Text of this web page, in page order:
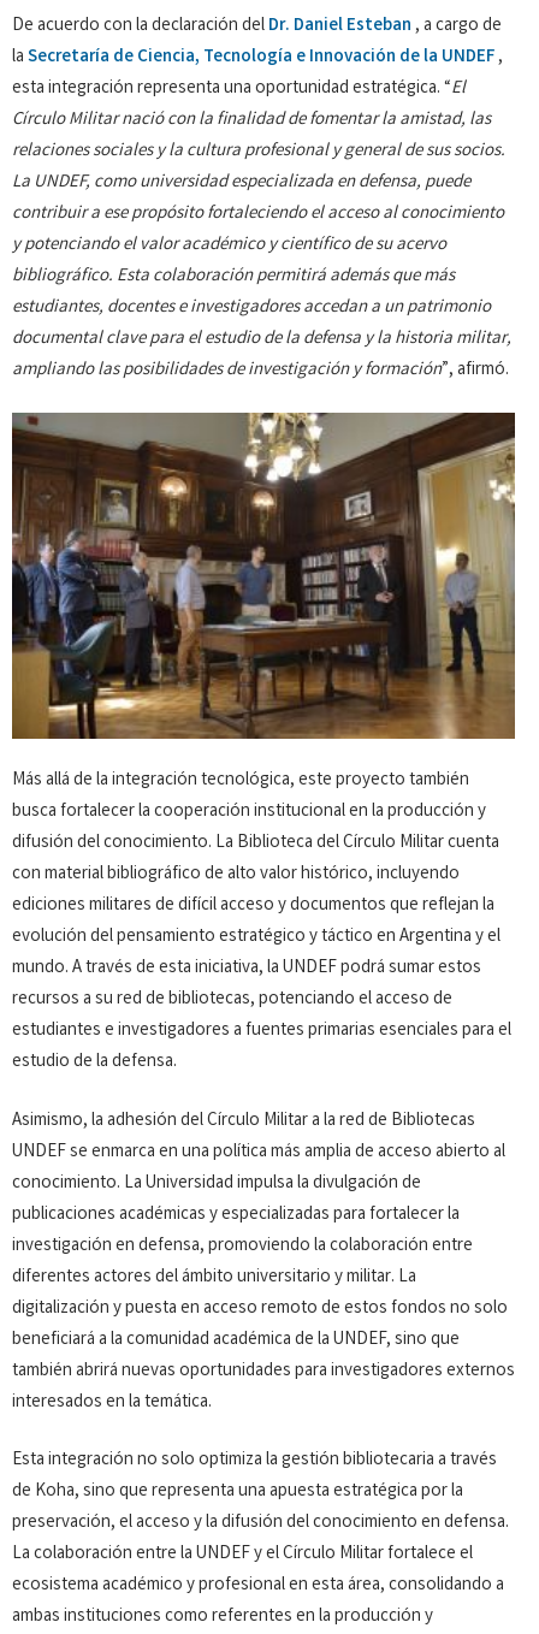
De acuerdo con la declaración delDr. Daniel Esteban, a cargo de
laSecretaría de Ciencia, Tecnología e Innovación de la UNDEF,
esta integración representa una oportunidad estratégica. “El
Círculo Militar nació con la finalidad de fomentar la amistad, las
relaciones sociales y la cultura profesional y general de sus socios.
La UNDEF, como universidad especializada en defensa, puede
contribuir a ese propósito fortaleciendo el acceso al conocimiento
y potenciando el valor académico y científico de su acervo
bibliográfico. Esta colaboración permitirá además que más
estudiantes, docentes e investigadores accedan a un patrimonio
documental clave para el estudio de la defensa y la historia militar,
ampliando las posibilidades de investigación y formación”, afirmó.
Más allá de la integración tecnológica, este proyecto también
busca fortalecer la cooperación institucional en la producción y
difusión del conocimiento. La Biblioteca del Círculo Militar cuenta
con material bibliográfico de alto valor histórico, incluyendo
ediciones militares de difícil acceso y documentos que reflejan la
evolución del pensamiento estratégico y táctico en Argentina y el
mundo. A través de esta iniciativa, la UNDEF podrá sumar estos
recursos a su red de bibliotecas, potenciando el acceso de
estudiantes e investigadores a fuentes primarias esenciales para el
estudio de la defensa.
Asimismo, la adhesión del Círculo Militar a la red de Bibliotecas
UNDEF se enmarca en una política más amplia de acceso abierto al
conocimiento. La Universidad impulsa la divulgación de
publicaciones académicas y especializadas para fortalecer la
investigación en defensa, promoviendo la colaboración entre
diferentes actores del ámbito universitario y militar. La
digitalización y puesta en acceso remoto de estos fondos no solo
beneficiará a la comunidad académica de la UNDEF, sino que
también abrirá nuevas oportunidades para investigadores externos
interesados en la temática.
Esta integración no solo optimiza la gestión bibliotecaria a través
de Koha, sino que representa una apuesta estratégica por la
preservación, el acceso y la difusión del conocimiento en defensa.
La colaboración entre la UNDEF y el Círculo Militar fortalece el
ecosistema académico y profesional en esta área, consolidando a
ambas instituciones como referentes en la producción y